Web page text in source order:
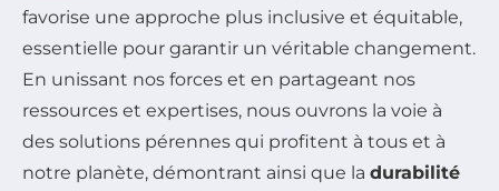
favorise une approche plus inclusive et équitable,
essentielle pour garantir un véritable changement.
En unissant nos forces et en partageant nos
ressources et expertises, nous ouvrons la voie à
des solutions pérennes qui profitent à tous et à
notre planète, démontrant ainsi que la durabilité